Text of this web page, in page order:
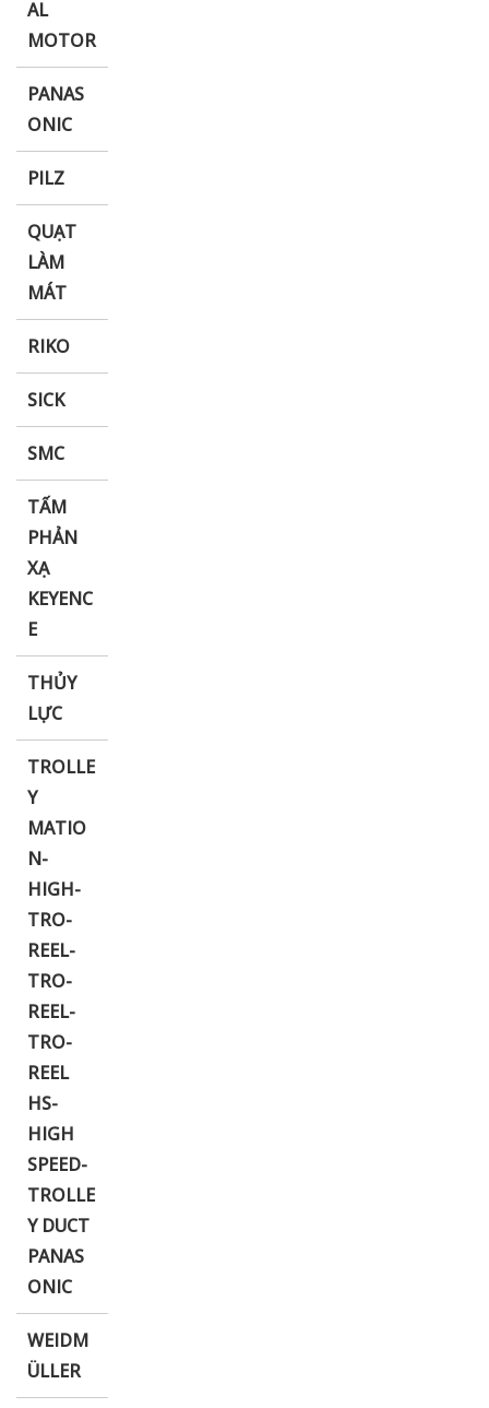
AL
MOTOR
PANAS
ONIC
PILZ
QUẠT
LÀM
MÁT
RIKO
SICK
SMC
TẤM
PHẢN
XẠ
KEYENC
E
THỦY
LỰC
TROLLE
Y
MATIO
N-
HIGH-
TRO-
REEL-
TRO-
REEL-
TRO-
REEL
HS-
HIGH
SPEED-
TROLLE
Y DUCT
PANAS
ONIC
WEIDM
ÜLLER